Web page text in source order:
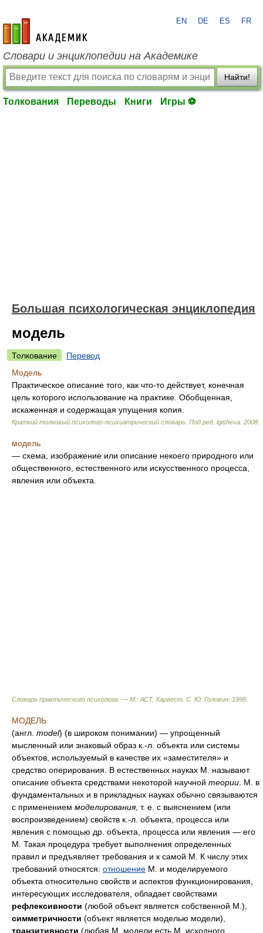
academic.ru
EN DE ES FR
Словари и энциклопедии на Академике
Найти!
Толкования Переводы Книги Игры ⚽
Большая психологическая энциклопедия
модель
Толкование
Перевод
Модель
Практическое описание того, как что-то действует, конечная
цель которого использование на практике. Обобщенная,
искаженная и содержащая упущения копия.
Краткий толковый психолого-психиатрический словарь Под ред. igisheva 2008
модель
— схема, изображение или описание некоего природного или
общественного, естественного или искусственного процесса,
явления или объекта.
Словарь практического психолога. — М.: АСТ, Харвест С. Ю. Головин 1998
МОДЕЛЬ
(англ. model) (в широком понимании) — упрощенный
мысленный или знаковый образ к.-л. объекта или системы
объектов, используемый в качестве их «заместителя» и
средство оперирования. В естественных науках М. называют
описание объекта средствами некоторой научной теории . М. в
фундаментальных и в прикладных науках обычно связываются
с применением моделирования, т. е. с выяснением (или
воспроизведением) свойств к.-л. объекта, процесса или
явления с помощью др. объекта, процесса или явления — его
М. Такая процедура требует выполнения определенных
правил и предъявляет требования и к самой М. К числу этих
требований относятся: отношение М. и моделируемого
объекта относительно свойств и аспектов функционирования,
интересующих исследователя, обладает свойствами
рефлексивности (любой объект является собственной М.),
симметричности (объект является моделью модели),
транзитивности (любая М. модели есть М. исходного